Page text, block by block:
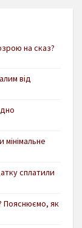
на сказ?
від
мінімальне
сплатили
Пояснюємо, як